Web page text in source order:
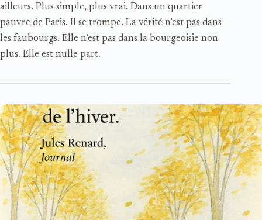
ailleurs. Plus simple, plus vrai. Dans un quartier
pauvre de Paris. Il se trompe. La vérité n’est pas dans
les faubourgs. Elle n’est pas dans la bourgeoisie non
plus. Elle est nulle part.